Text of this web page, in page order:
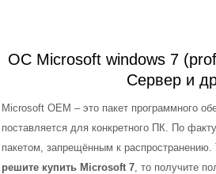
ОС Microsoft windows 7
Сервер и
Microsoft OEM – это пакет программного
поставляется для конкретного ПК. По
пакетом, запрещённым к
решите купить Microsoft 7, то получите